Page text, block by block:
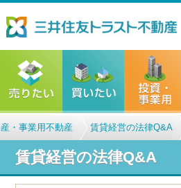
・事業用不動産 賃貸経営の法律Q&A
賃貸経営の法律Q&A